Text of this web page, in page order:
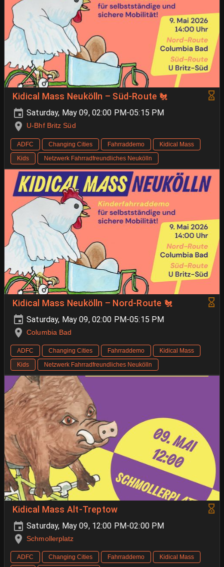
Kidical Mass Neukölln – Süd-Route 🐔
Saturday, May 09, 02:00 PM-05:15 PM
U-Bhf Britz Süd
ADFC Changing Cities Fahrraddemo
Kidical Mass
Kids
Netzwerk Fahrradfreundliches Neukölln
Kidical Mass Neukölln – Nord-Route 🐔
Saturday, May 09, 02:00 PM-05:15 PM
Columbia Bad
ADFC Changing Cities Fahrraddemo
Kidical Mass
Kids
Netzwerk Fahrradfreundliches Neukölln
Kidical Mass Alt-Treptow
Saturday, May 09, 12:00 PM-02:00 PM
Schmollerplatz
ADFC Changing Cities Fahrraddemo
Kidical Mass